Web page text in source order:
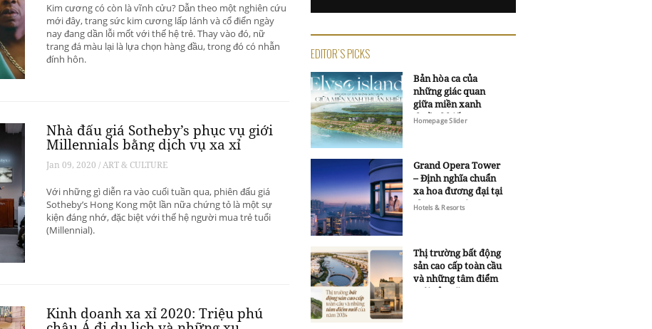
Kim cương có còn là vĩnh cửu? Dẫn theo một nghiên cứu
mới đây, trang sức kim cương lấp lánh và cổ điển ngày
nay đang dần lỗi mốt với thế hệ trẻ. Thay vào đó, nữ
trang đá màu lại là lựa chọn hàng đầu, trong đó có nhẫn
đính hôn.
Nhà đấu giá Sotheby’s phục vụ giới
Millennials bằng dịch vụ xa xỉ
Jan 09, 2020 / ART & CULTURE
Với những gì diễn ra vào cuối tuần qua, phiên đấu giá
Sotheby’s Hong Kong một lần nữa chứng tỏ là một sự
kiện đáng nhớ, đặc biệt với thế hệ người mua trẻ tuổi
(Millennial).
Kinh doanh xa xỉ 2020: Triệu phú
EDITOR'S PICKS
Bản hòa ca của
những giác quan
giữa miền xanh
thuần khiết
Homepage Slider
Grand Opera Tower
– Định nghĩa chuẩn
xa hoa đương đại tại
Sheraton Saigon
Hotels & Resorts
Thị trường bất động
sản cao cấp toàn cầu
và những tâm điểm
mới của năm 2026